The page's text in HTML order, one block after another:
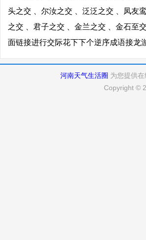
头之交 、尔汝之交 、泛泛之交 、凤友
之交 、君子之交 、金兰之交 、金石至
面链接进行交际花下下个逆序成语接龙
河南天气生活圈 为您提供
Copyright ©